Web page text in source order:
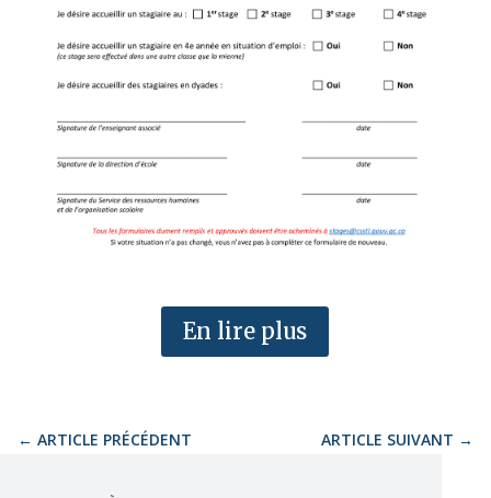
En lire plus
← ARTICLE PRÉCÉDENT ARTICLE SUIVANT →